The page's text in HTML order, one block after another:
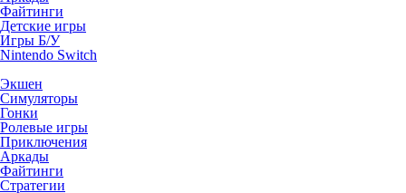
Файтинги
Детские игры
Игры Б/У
Nintendo Switch
Экшен
Симуляторы
Гонки
Ролевые игры
Приключения
Аркады
Файтинги
Стратегии